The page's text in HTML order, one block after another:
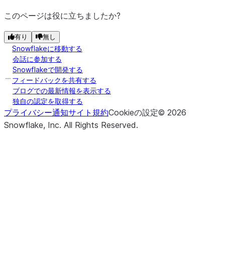
このページは役に立ちましたか?
有り 無し
Snowflakeに移動する
会話に参加する
Snowflakeで開発する
フィードバックを共有する
ブログでの最新情報を表示する
独自の認定を取得する
プライバシー通知サイト規約Cookieの設定© 2026
Snowflake, Inc. All Rights Reserved.